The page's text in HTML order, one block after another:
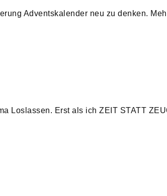
Adventskalender neu zu denken.
Loslassen. Erst als ich ZEIT STATT